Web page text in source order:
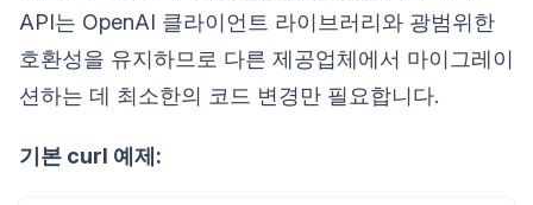
API는 OpenAI 클라이언트 라이브러리와 광범위한
호환성을 유지하므로 다른 제공업체에서 마이그레이
션하는 데 최소한의 코드 변경만 필요합니다.
기본 curl 예제: